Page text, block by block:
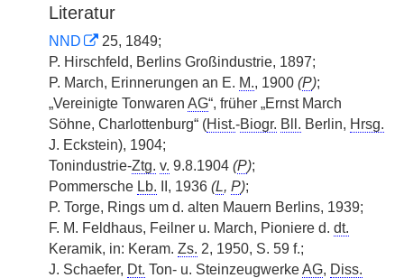
Literatur
NND
25, 1849;
P. Hirschfeld, Berlins Großindustrie, 1897;
P. March, Erinnerungen an E. M., 1900 (P);
„Vereinigte Tonwaren AG“, früher „Ernst March
Söhne, Charlottenburg“ (Hist.-Biogr. Bll. Berlin, Hrsg.
J. Eckstein), 1904;
Tonindustrie-Ztg. v. 9.8.1904 (P);
Pommersche Lb. II, 1936 (L, P);
P. Torge, Rings um d. alten Mauern Berlins, 1939;
F. M. Feldhaus, Feilner u. March, Pioniere d. dt.
Keramik, in: Keram. Zs. 2, 1950, S. 59 f.;
J. Schaefer, Dt. Ton- u. SteinzeugwerkeAG, Diss.